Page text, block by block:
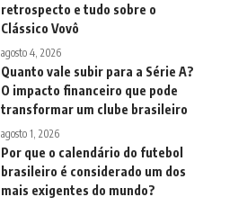
retrospecto e tudo sobre o
Clássico Vovô
agosto 4, 2026
Quanto vale subir para a Série A?
O impacto financeiro que pode
transformar um clube brasileiro
agosto 1, 2026
Por que o calendário do futebol
brasileiro é considerado um dos
mais exigentes do mundo?